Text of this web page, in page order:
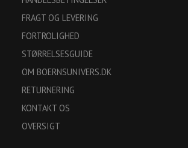
FRAGT OG LEVERING
FORTROLIGHED
STØRRELSESGUIDE
OM BOERNSUNIVERS.DK
RETURNERING
KONTAKT OS
OVERSIGT